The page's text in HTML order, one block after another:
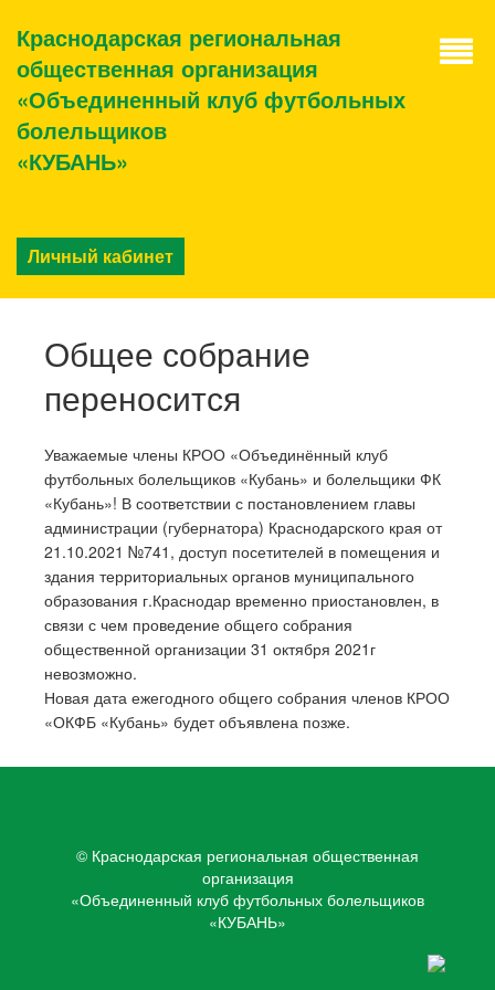
Краснодарская региональная
общественная организация
«Объединенный клуб футбольных
болельщиков
«КУБАНЬ»
Личный кабинет
Общее собрание
переносится
Уважаемые члены КРОО «Объединённый клуб
футбольных болельщиков «Кубань» и болельщики ФК
«Кубань»! В соответствии с постановлением главы
администрации (губернатора) Краснодарского края от
21.10.2021 №741, доступ посетителей в помещения и
здания территориальных органов муниципального
образования г.Краснодар временно приостановлен, в
связи с чем проведение общего собрания
общественной организации 31 октября 2021г
невозможно.
Новая дата ежегодного общего собрания членов КРОО
«ОКФБ «Кубань» будет объявлена позже.
© Краснодарская региональная общественная
организация
«Объединенный клуб футбольных болельщиков
«КУБАНЬ»